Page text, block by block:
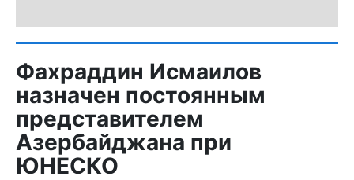
Фахраддин Исмаилов
назначен постоянным
представителем
Азербайджана при
ЮНЕСКО